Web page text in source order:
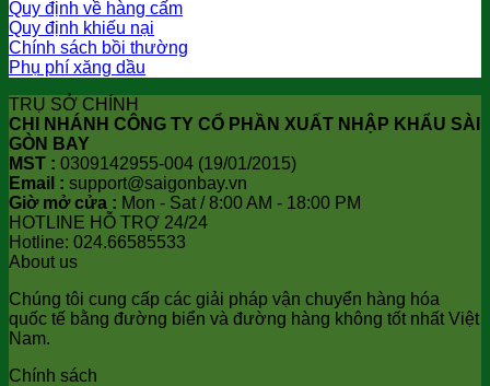
Quy định về hàng cấm
Quy định khiếu nại
Chính sách bồi thường
Phụ phí xăng dầu
TRỤ SỞ CHÍNH
CHI NHÁNH CÔNG TY CỔ PHẦN XUẤT NHẬP KHẨU SÀI
GÒN BAY
MST : 0309142955-004 (19/01/2015)
Email : support@saigonbay.vn
Giờ mở cửa : Mon - Sat / 8:00 AM - 18:00 PM
HOTLINE HỖ TRỢ 24/24
Hotline: 024.66585533
About us
Chúng tôi cung cấp các giải pháp vận chuyển hàng hóa
quốc tế bằng đường biển và đường hàng không tốt nhất Việt
Nam.
Chính sách